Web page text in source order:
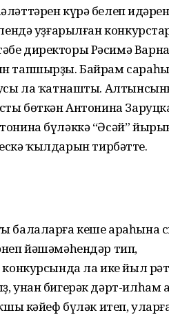
күрә белеп
уҙғарылған
директоры Рәсимә
тапшырҙы. Байрам
ла ҡатнашты.
бөткән Антонина
бүләккә “Әсәй”
ҡылдарын тирбәтте.
балаларға кеше араһына
йәшәмәһендәр тип,
ла ике йыл
унан бигерәк дәрт-илһам
кәйеф бүләк итеп,